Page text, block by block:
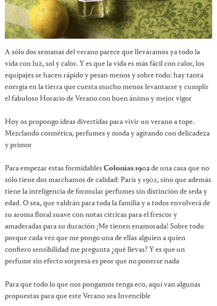
A sólo dos semanas del verano parece que lleváramos ya todo la
vida con luz, sol y calor. Y es que la vida es más fácil con calor, los
equipajes se hacen rápido y pesan menos y sobre todo: hay tanta
energía en la tierra que cuesta mucho menos levantarse y cumplir
el fabuloso Horario de Verano con buen ánimo y mejor vigor
Hoy os propongo ideas divertidas para vivir un verano a tope.
Mezclando cosmética, perfumes y moda y agitando con delicadeza
y primor
Para empezar estas formidables Colonias 1902de una casa que no
sólo tiene dos marchamos de calidad: París y 1902, sino que además
tiene la inteligencia de formular perfumes sin distinción de seda y
edad. O sea, que valdrán para toda la familia y a todos envolverá de
su aroma floral suave con notas cítricas para el frescor y
amaderadas para su duración ¡Me tienen enamorada! Sobre todo
porque cada vez que me pongo una de ellas alguien a quien
confiero sensibilidad me pregunta ¿qué llevas? Y es que un
perfume sin efecto sorpresa es peor que no ponerse nada
Para que todo lo que nos pongamos tenga eco, aquí van algunas
propuestas para que este Verano sea Invencible